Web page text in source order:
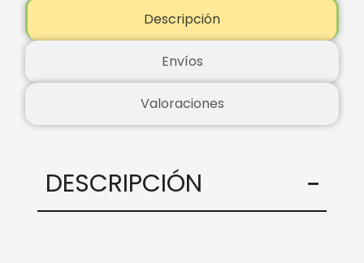
Descripción
Envíos
Valoraciones
DESCRIPCIÓN